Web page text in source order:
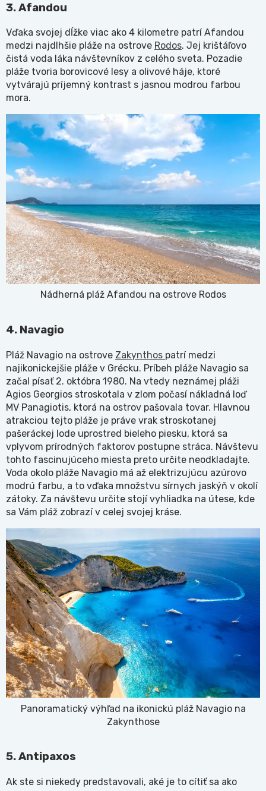
3. Afandou
Vďaka svojej dĺžke viac ako 4 kilometre patrí Afandou
medzi najdlhšie pláže na ostrove Rodos. Jej krištáľovo
čistá voda láka návštevníkov z celého sveta. Pozadie
pláže tvoria borovicové lesy a olivové háje, ktoré
vytvárajú príjemný kontrast s jasnou modrou farbou
mora.
Nádherná pláž Afandou na ostrove Rodos
4. Navagio
Pláž Navagio na ostrove Zakynthos patrí medzi
najikonickejšie pláže v Grécku. Príbeh pláže Navagio sa
začal písať 2. októbra 1980. Na vtedy neznámej pláži
Agios Georgios stroskotala v zlom počasí nákladná loď
MV Panagiotis, ktorá na ostrov pašovala tovar. Hlavnou
atrakciou tejto pláže je práve vrak stroskotanej
pašeráckej lode uprostred bieleho piesku, ktorá sa
vplyvom prírodných faktorov postupne stráca. Návštevu
tohto fascinujúceho miesta preto určite neodkladajte.
Voda okolo pláže Navagio má až elektrizujúcu azúrovo
modrú farbu, a to vďaka množstvu sírnych jaskýň v okolí
zátoky. Za návštevu určite stojí vyhliadka na útese, kde
sa Vám pláž zobrazí v celej svojej kráse.
Panoramatický výhľad na ikonickú pláž Navagio na
Zakynthose
5. Antipaxos
Ak ste si niekedy predstavovali, aké je to cítiť sa ako